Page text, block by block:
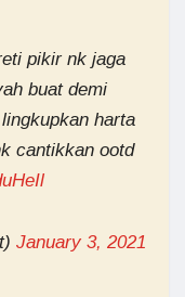
pikir nk jaga
buat demi
harta
cantikkan ootd
January 3, 2021